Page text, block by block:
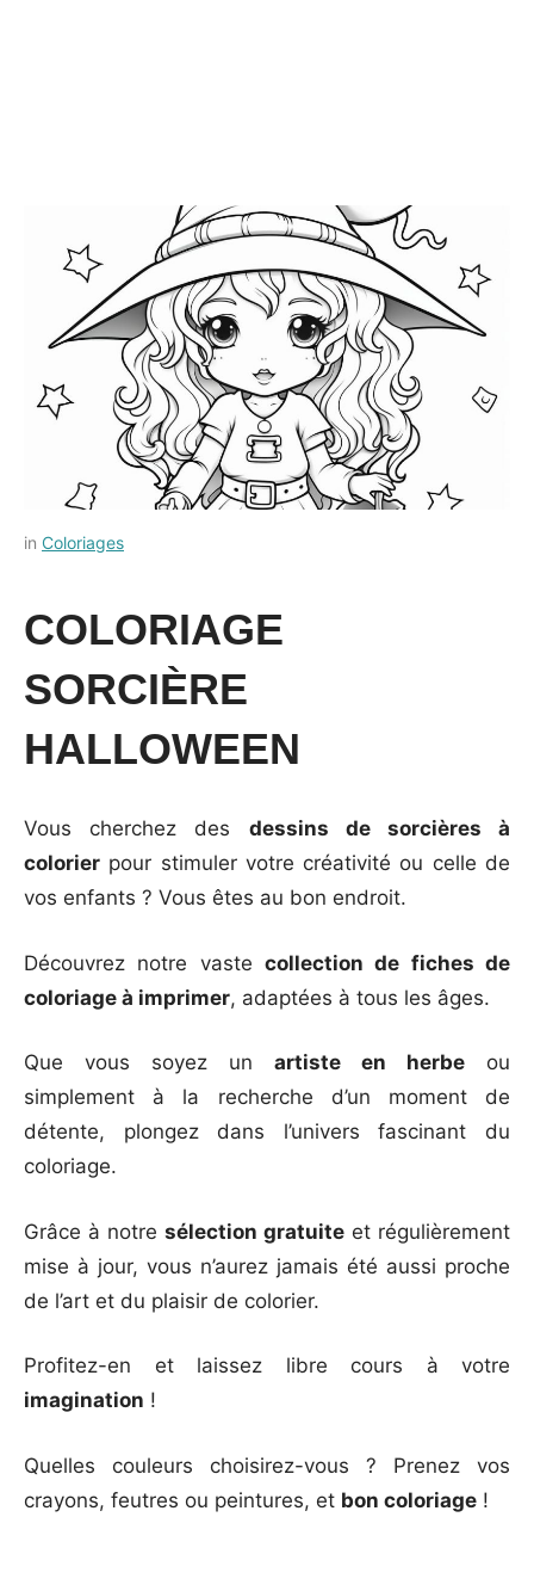
Posted
septembre
by
in Coloriages
COLORIAGE
SORCIÈRE
HALLOWEEN
Vous cherchez des dessins de sorcières à
colorier pour stimuler votre créativité ou celle de
vos enfants ? Vous êtes au bon endroit.
Découvrez notre vaste collection de fiches de
coloriage à imprimer, adaptées à tous les âges.
Que vous soyez un artiste en herbe ou
simplement à la recherche d’un moment de
détente, plongez dans l’univers fascinant du
coloriage.
Grâce à notre sélection gratuite et régulièrement
mise à jour, vous n’aurez jamais été aussi proche
de l’art et du plaisir de colorier.
Profitez-en et laissez libre cours à votre
imagination !
Quelles couleurs choisirez-vous ? Prenez vos
crayons, feutres ou peintures, et bon coloriage !